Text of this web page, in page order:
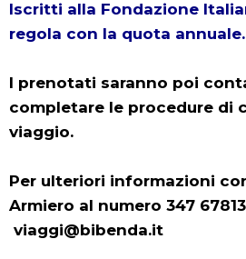
Iscritti alla Fondazione
regola con la quota annuale.
I prenotati saranno poi
completare le procedure di
viaggio.
Per ulteriori informazioni
Armiero al numero 347
viaggi@bibenda.it